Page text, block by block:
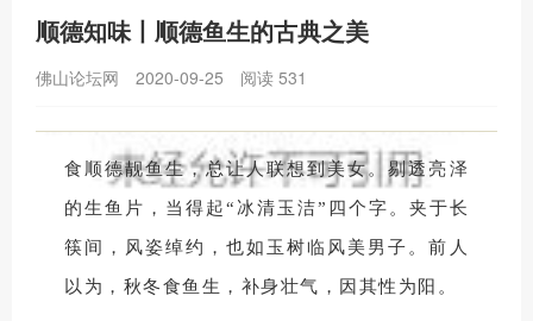
顺德知味丨顺德鱼生的古典之美
佛山论坛网 2020-09-25 阅读 531
食顺德靓鱼生，总让人联想到美女。剔透亮泽
的生鱼片，当得起“冰清玉洁”四个字。夹于长
筷间，风姿绰约，也如玉树临风美男子。前人
以为，秋冬食鱼生，补身壮气，因其性为阳。